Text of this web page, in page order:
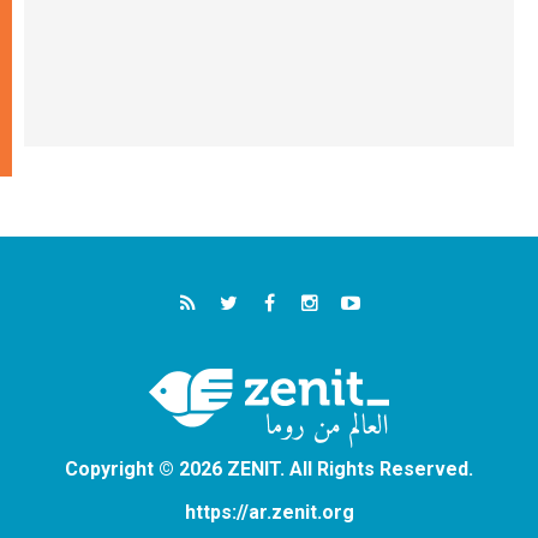
Copyright © 2026 ZENIT. All Rights Reserved.
https://ar.zenit.org